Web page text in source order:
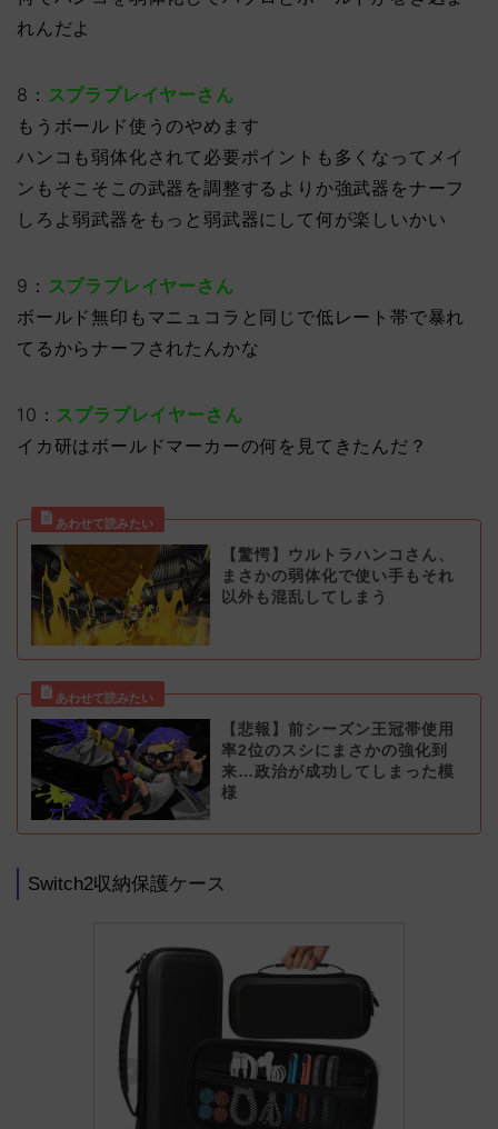
れんだよ
8： スプラプレイヤーさん
もうボールド使うのやめます
ハンコも弱体化されて必要ポイントも多くなってメイ
ンもそこそこの武器を調整するよりか強武器をナーフ
しろよ弱武器をもっと弱武器にして何が楽しいかい
9： スプラプレイヤーさん
ボールド無印もマニュコラと同じで低レート帯で暴れ
てるからナーフされたんかな
10： スプラプレイヤーさん
イカ研はボールドマーカーの何を見てきたんだ？
【驚愕】ウルトラハンコさん、
まさかの弱体化で使い手もそれ
以外も混乱してしまう
【悲報】前シーズン王冠帯使用
率2位のスシにまさかの強化到
来…政治が成功してしまった模
様
Switch2収納保護ケース